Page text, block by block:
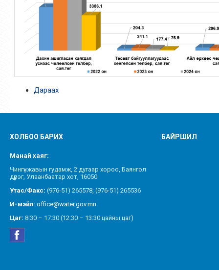
Дараах
ХОЛБОО БАРИХ
Манай хаяг:
Чингүнжавын гудамж, 2 дугаар хороо, Баянгол
дүүрэг, Улаанбаатар хот, 16050
Утас/Факс: (976-51) 265578, (976-51) 265536
И-мэйл: office@water.gov.mn
Цаг: 8:30 – 17:30 (12:30 – 13:30 цайны цаг)
БАЙРШИЛ